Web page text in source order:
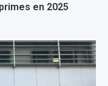
en 2025